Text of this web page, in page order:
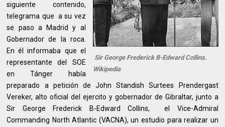
Sir George Frederick B-Edward Collins.
Wikipedia
siguiente contenido,
telegrama que a su vez
se paso a Madrid y al
Gobernador de la roca.
En él informaba que el
representante del SOE
en Tánger había
preparado a petición de John Standish Surtees Prendergast
Vereker, alto oficial del ejercito y gobernador de Gibraltar, junto a
Sir George Frederick B-Edward Collins, el Vice-Admiral
Commanding North Atlantic (VACNA), un estudio para realizar un